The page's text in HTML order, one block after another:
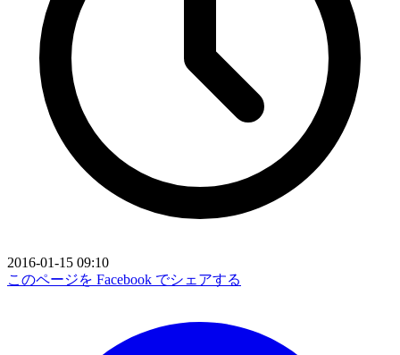
2016-01-15 09:10
このページを Facebook でシェアする